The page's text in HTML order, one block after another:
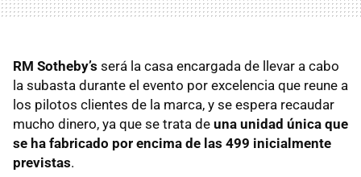
RM Sotheby’s será la casa encargada de llevar a cabo
la subasta durante el evento por excelencia que reune a
los pilotos clientes de la marca, y se espera recaudar
mucho dinero, ya que se trata de una unidad única que
se ha fabricado por encima de las 499 inicialmente
previstas.